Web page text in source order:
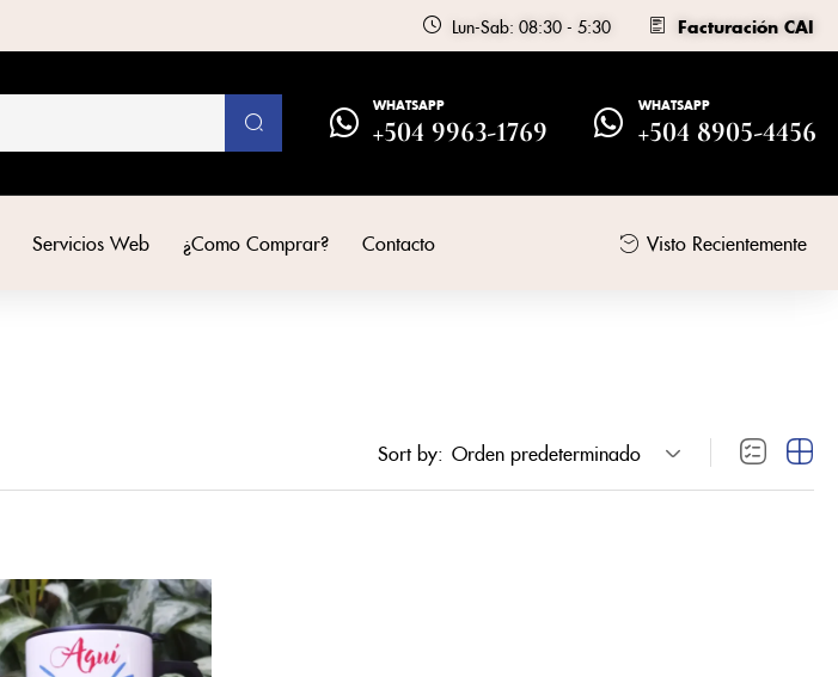
Lun-Sab: 08:30 - 5:30 Facturación CAI
WHATSAPP
+504 9963-1769
WHATSAPP
+504 8905-4456
Servicios Web ¿Como Comprar? Contacto Visto Recientemente
Sort by: Orden predeterminado